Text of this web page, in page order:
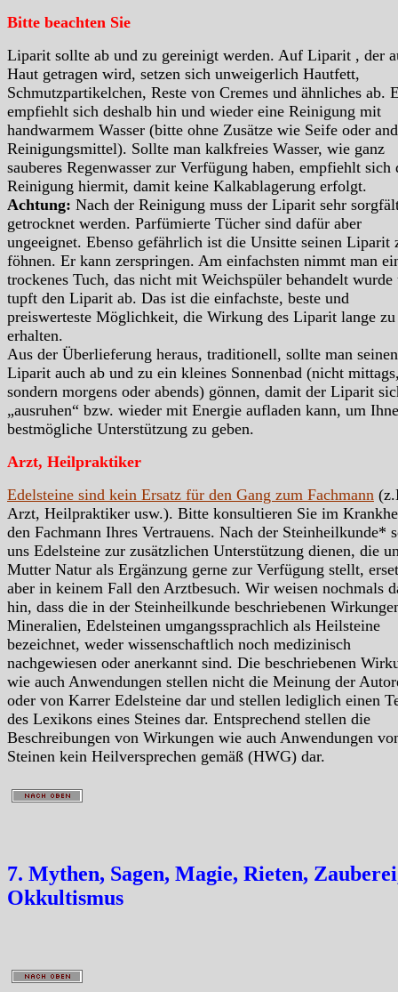
Bitte beachten Sie
Liparit sollte ab und zu gereinigt werden. Auf Liparit , der
Haut getragen wird, setzen sich unweigerlich Hautfett,
Schmutzpartikelchen, Reste von Cremes und ähnliches ab.
empfiehlt sich deshalb hin und wieder eine Reinigung mit
handwarmem Wasser (bitte ohne Zusätze wie Seife oder
Reinigungsmittel). Sollte man kalkfreies Wasser, wie ganz
sauberes Regenwasser zur Verfügung haben, empfiehlt sich
Reinigung hiermit, damit keine Kalkablagerung erfolgt.
Achtung: Nach der Reinigung muss der Liparit sehr
getrocknet werden. Parfümierte Tücher sind dafür aber
ungeeignet. Ebenso gefährlich ist die Unsitte seinen Liparit
föhnen. Er kann zerspringen. Am einfachsten nimmt man
trockenes Tuch, das nicht mit Weichspüler behandelt wurde
tupft den Liparit ab. Das ist die einfachste, beste und
preiswerteste Möglichkeit, die Wirkung des Liparit lange zu
erhalten.
Aus der Überlieferung heraus, traditionell, sollte man seinen
Liparit auch ab und zu ein kleines Sonnenbad (nicht
sondern morgens oder abends) gönnen, damit der Liparit
„ausruhen“ bzw. wieder mit Energie aufladen kann, um
bestmögliche Unterstützung zu geben.
Arzt, Heilpraktiker
Edelsteine sind kein Ersatz für den Gang zum Fachmann
Arzt, Heilpraktiker usw.). Bitte konsultieren Sie im
den Fachmann Ihres Vertrauens. Nach der Steinheilkunde*
uns Edelsteine zur zusätzlichen Unterstützung dienen, die
Mutter Natur als Ergänzung gerne zur Verfügung stellt,
aber in keinem Fall den Arztbesuch. Wir weisen nochmals
hin, dass die in der Steinheilkunde beschriebenen
Mineralien, Edelsteinen umgangssprachlich als Heilsteine
bezeichnet, weder wissenschaftlich noch medizinisch
nachgewiesen oder anerkannt sind. Die beschriebenen
wie auch Anwendungen stellen nicht die Meinung der
oder von Karrer Edelsteine dar und stellen lediglich einen
des Lexikons eines Steines dar. Entsprechend stellen die
Beschreibungen von Wirkungen wie auch Anwendungen
Steinen kein Heilversprechen gemäß (HWG) dar.
7. Mythen, Sagen, Magie, Rieten,
Okkultismus